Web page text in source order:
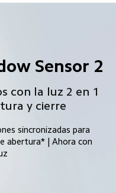
Sensor 2
con la luz 2 en 1
y cierre
sincronizadas para
abertura* | Ahora con